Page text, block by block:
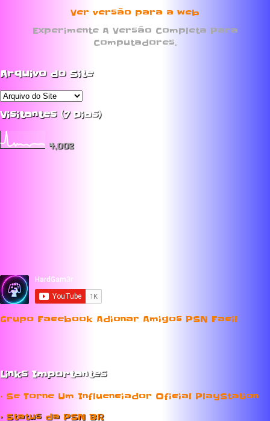
Ver versão para a web
Experimente A Versão Completa Para
Computadores.
Arquivo do Site
Visitantes (7 Dias)
4,002
Grupo Facebook Adionar Amigos PSN Facil
Links Importantes
• Se Torne Um Influenciador Oficial PlayStation
• Status da PSN BR